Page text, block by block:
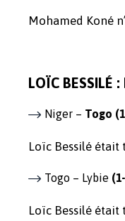
Mohamed Koné
LOÏC BESSILÉ
Niger – Togo
Loïc Bessilé
Togo – Lybie
Loïc Bessilé